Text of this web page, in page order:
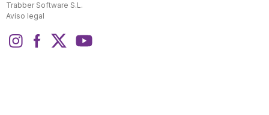
Trabber Software S.L.
Aviso legal